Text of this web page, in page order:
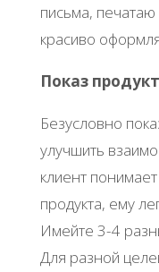
письма,
красиво
Показ
Безусловно
улучшить
клиент
продукта, ему
Имейте 3-4
Для разной